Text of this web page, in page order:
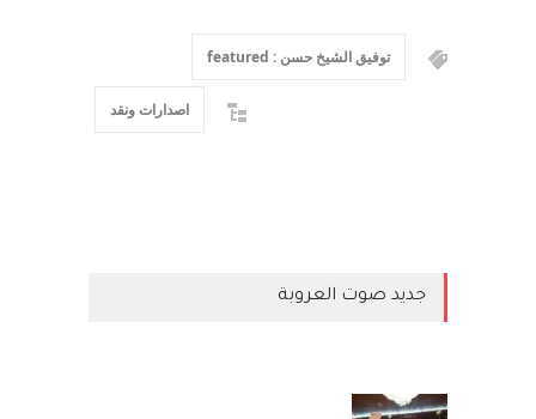
توفيق الشيخ حسن : featured
اصدارات ونقد
جديد صوت العروبة